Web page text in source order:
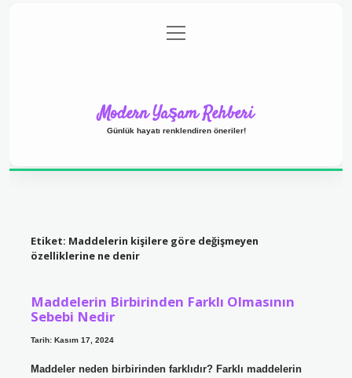
Gizlilik Politikası
menüyü
aç
Modern Yaşam Rehberi
Günlük hayatı renklendiren öneriler!
Etiket: Maddelerin kişilere göre değişmeyen
özelliklerine ne denir
Maddelerin Birbirinden Farklı Olmasının
Sebebi Nedir
Tarih: Kasım 17, 2024
Maddeler neden birbirinden farklıdır? Farklı maddelerin